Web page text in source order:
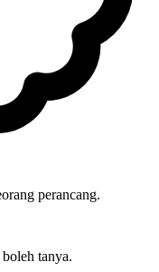
perancang.
tanya.